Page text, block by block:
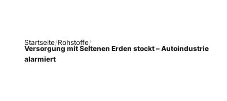
Startseite Rohstoffe
Versorgung mit Seltenen Erden stockt – Autoindustrie
alarmiert